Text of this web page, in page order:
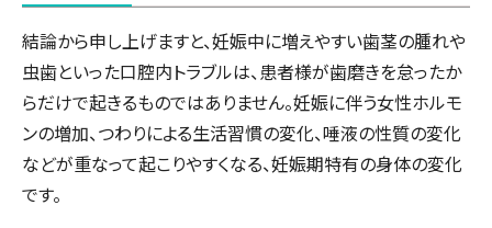
結論から申し上げますと、妊娠中に増えやすい歯茎の腫れや
虫歯といった口腔内トラブルは、患者様が歯磨きを怠ったか
らだけで起きるものではありません。妊娠に伴う女性ホルモ
ンの増加、つわりによる生活習慣の変化、唾液の性質の変化
などが重なって起こりやすくなる、妊娠期特有の身体の変化
です。